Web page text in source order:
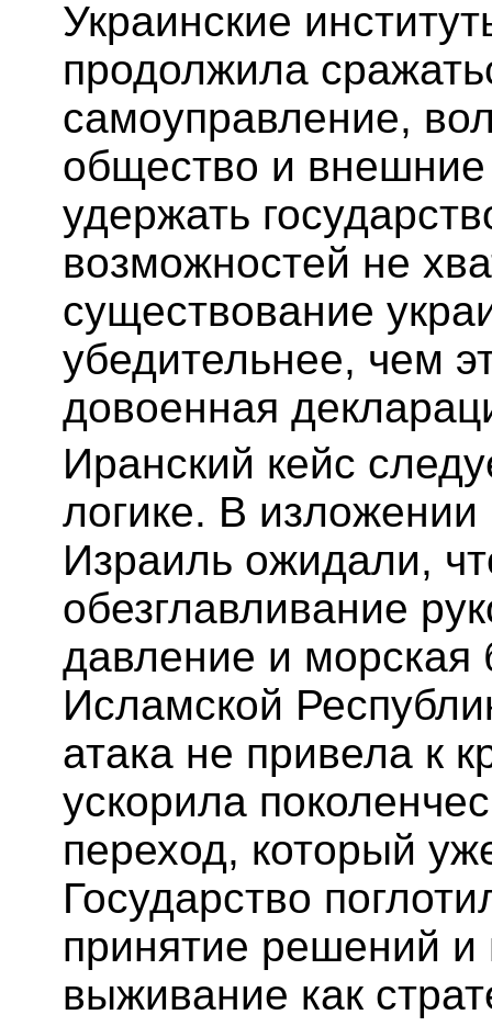
Украинские
продолжила
самоуправление,
общество и
удержать
возможностей не
существование
убедительнее, чем
довоенная
Иранский кейс
логике. В
Израиль ожидали,
обезглавливание
давление и морская
Исламской
атака не привела к
ускорила
переход, который
Государство
принятие решений и
выживание как